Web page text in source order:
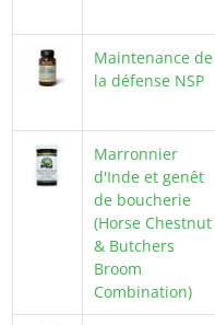
Maintenance de
la défense NSP
Marronnier
d'Inde et genêt
de boucherie
(Horse Chestnut
& Butchers
Broom
Combination)